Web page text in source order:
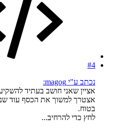
#4
נכתב ע"י magog:
אציין שאני חושב בעתיד
אצטרך למשוך את הכסף עוד
בטוח.
לחץ כדי להרחיב...